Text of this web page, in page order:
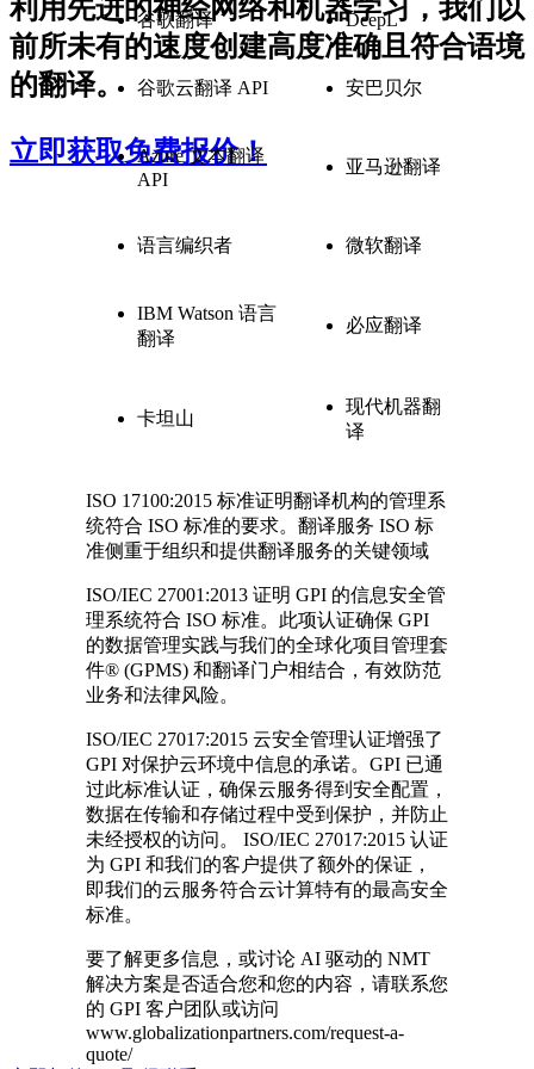
利用先进的神经网络和机器学习，我们以
前所未有的速度创建高度准确且符合语境
的翻译。
立即获取免费报价！
谷歌翻译 DeepL
谷歌云翻译 API 安巴贝尔
Azure 文本翻译
API
亚马逊翻译
语言编织者 微软翻译
IBM Watson 语言
翻译
必应翻译
卡坦山
现代机器翻
译
ISO 17100:2015 标准证明翻译机构的管理系
统符合 ISO 标准的要求。翻译服务 ISO 标
准侧重于组织和提供翻译服务的关键领域
ISO/IEC 27001:2013 证明 GPI 的信息安全管
理系统符合 ISO 标准。此项认证确保 GPI
的数据管理实践与我们的全球化项目管理套
件® (GPMS) 和翻译门户相结合，有效防范
业务和法律风险。
ISO/IEC 27017:2015 云安全管理认证增强了
GPI 对保护云环境中信息的承诺。GPI 已通
过此标准认证，确保云服务得到安全配置，
数据在传输和存储过程中受到保护，并防止
未经授权的访问。 ISO/IEC 27017:2015 认证
为 GPI 和我们的客户提供了额外的保证，
即我们的云服务符合云计算特有的最高安全
标准。
要了解更多信息，或讨论 AI 驱动的 NMT
解决方案是否适合您和您的内容，请联系您
的 GPI 客户团队或访问
www.globalizationpartners.com/request-a-
quote/